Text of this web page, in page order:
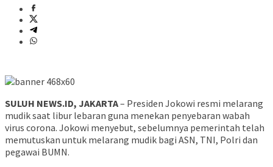
SULUH NEWS.ID, JAKARTA– Presiden Jokowi resmi melarang
mudik saat libur lebaran guna menekan penyebaran wabah
virus corona. Jokowi menyebut, sebelumnya pemerintah telah
memutuskan untuk melarang mudik bagi ASN, TNI, Polri dan
pegawai BUMN.